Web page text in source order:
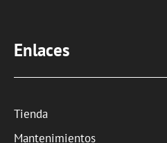
Enlaces
Tienda
Mantenimientos